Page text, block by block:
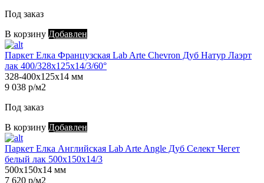
Под заказ
В корзину Добавлен
Паркет Елка Французская Lab Arte Chevron Дуб Натур Лаэрт
лак 400/328х125х14/3/60°
328-400х125х14 мм
9 038 р/м2
Под заказ
В корзину Добавлен
Паркет Елка Английская Lab Arte Angle Дуб Селект Чегет
белый лак 500х150х14/3
500х150х14 мм
7 620 р/м2